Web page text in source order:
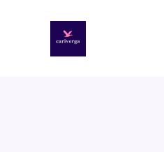
содержимому